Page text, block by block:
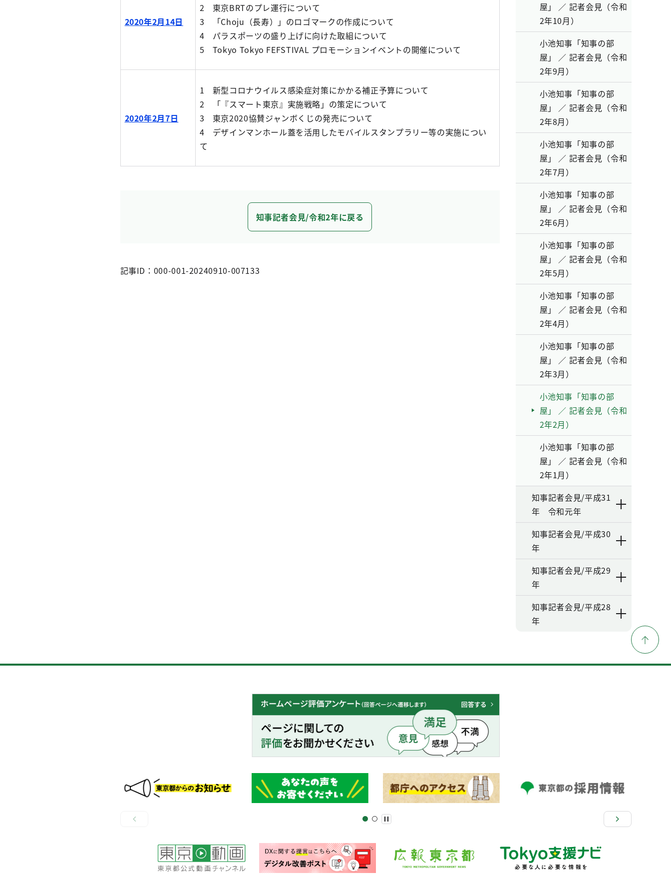
2020年2月14日
2 東京BRTのプレ運行について
3 「Choju（長寿）」のロゴマークの作成について
4 パラスポーツの盛り上げに向けた取組について
5 Tokyo Tokyo FEFSTIVAL プロモーションイベントの開催について
2020年2月7日
1 新型コロナウイルス感染症対策にかかる補正予算について
2 「『スマート東京』実施戦略」の策定について
3 東京2020協賛ジャンボくじの発売について
4 デザインマンホール蓋を活用したモバイルスタンプラリー等の実施につい
て
知事記者会見/令和2年に戻る
記事ID：000-001-20240910-007133
屋」 ／ 記者会見（令和
2年10月）
小池知事「知事の部
屋」 ／ 記者会見（令和
2年9月）
小池知事「知事の部
屋」 ／ 記者会見（令和
2年8月）
小池知事「知事の部
屋」 ／ 記者会見（令和
2年7月）
小池知事「知事の部
屋」 ／ 記者会見（令和
2年6月）
小池知事「知事の部
屋」 ／ 記者会見（令和
2年5月）
小池知事「知事の部
屋」 ／ 記者会見（令和
2年4月）
小池知事「知事の部
屋」 ／ 記者会見（令和
2年3月）
小池知事「知事の部
屋」 ／ 記者会見（令和
2年2月）
小池知事「知事の部
屋」 ／ 記者会見（令和
2年1月）
知事記者会見/平成31
年 令和元年
知事記者会見/平成30
年
知事記者会見/平成29
年
知事記者会見/平成28
年